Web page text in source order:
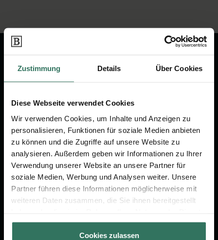
Zustimmung Details Über Cookies
Diese Webseite verwendet Cookies
Wir verwenden Cookies, um Inhalte und Anzeigen zu
personalisieren, Funktionen für soziale Medien anbieten
zu können und die Zugriffe auf unsere Website zu
analysieren. Außerdem geben wir Informationen zu Ihrer
Verwendung unserer Website an unsere Partner für
soziale Medien, Werbung und Analysen weiter. Unsere
Partner führen diese Informationen möglicherweise mit
weiteren Daten zusammen, die Sie ihnen bereitgestellt
gesammelt haben.
Cookies zulassen
Wir sind Ihr Ansprechpartner rund
Vorsorge.
Jetzt beraten lassen
FÜR SIE
Vergleich
Verzeichnis
FÜR BESTATTER
Online-Portal